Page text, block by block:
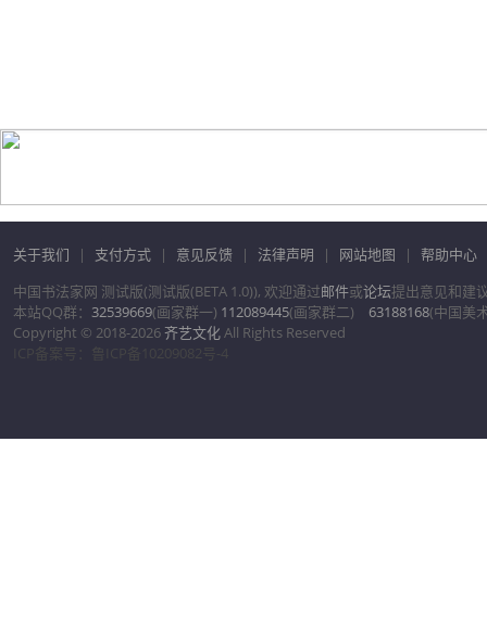
关于我们 | 支付方式 | 意见反馈 | 法律声明 | 网站地图 | 帮助中心
中国书法家网 测试版(测试版(BETA 1.0)), 欢迎通过邮件或论坛提出意见和建
本站QQ群： 32539669(画家群一) 112089445(画家群二) 63188168(中国美
Copyright © 2018-2026 齐艺文化All Rights Reserved